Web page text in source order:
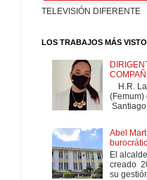
TELEVISIÓN DIFERENTE
LOS TRABAJOS MÁS
H.R. La
(Femum)
Abel
El
creado
su